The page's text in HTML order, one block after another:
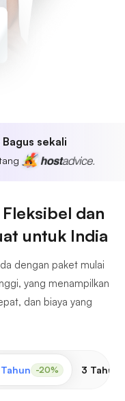
Bagus sekali
dan
untuk India
dengan paket mulai
yang menampilkan
dan biaya yang
-20% 3 Tahun